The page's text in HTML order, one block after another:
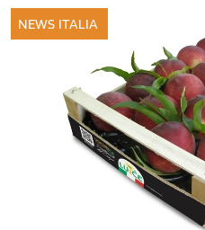
NEWS ITALIA